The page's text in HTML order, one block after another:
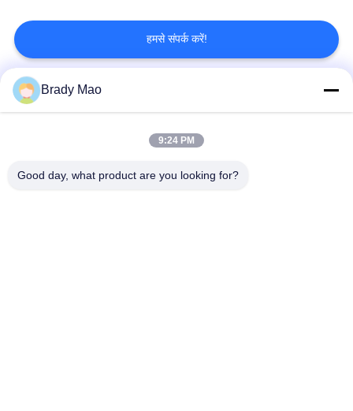
हमसे संपर्क करें!
लोकप्रिय श्रेणियां
Brady Mao
9:24 PM
Good day, what product are you looking for?